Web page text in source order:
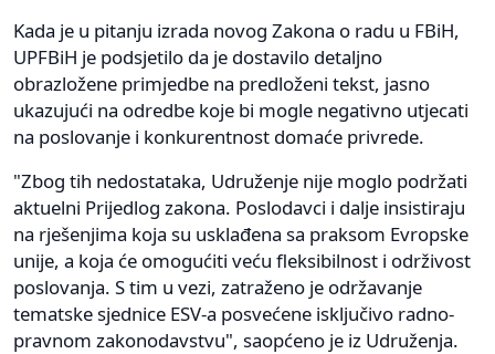
Kada je u pitanju izrada novog Zakona o radu u FBiH,
UPFBiH je podsjetilo da je dostavilo detaljno
obrazložene primjedbe na predloženi tekst, jasno
ukazujući na odredbe koje bi mogle negativno utjecati
na poslovanje i konkurentnost domaće privrede.
"Zbog tih nedostataka, Udruženje nije moglo podržati
aktuelni Prijedlog zakona. Poslodavci i dalje insistiraju
na rješenjima koja su usklađena sa praksom Evropske
unije, a koja će omogućiti veću fleksibilnost i održivost
poslovanja. S tim u vezi, zatraženo je održavanje
tematske sjednice ESV-a posvećene isključivo radno-
pravnom zakonodavstvu", saopćeno je iz Udruženja.